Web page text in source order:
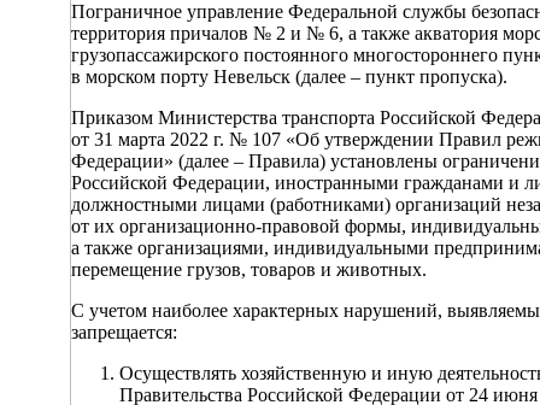
Пограничное управление Федеральной службы
территория причалов № 2 и № 6, а также акватория
грузопассажирского постоянного многостороннего
в морском порту Невельск (далее – пункт пропуска).
Приказом Министерства транспорта Российской
от 31 марта 2022 г. № 107 «Об утверждении Правил
Федерации» (далее – Правила) установлены
Российской Федерации, иностранными гражданами и
должностными лицами (работниками) организаций
от их организационно-правовой формы,
а также организациями, индивидуальными
перемещение грузов, товаров и животных.
С учетом наиболее характерных нарушений,
запрещается:
Осуществлять хозяйственную и иную
Правительства Российской Федерации от 24